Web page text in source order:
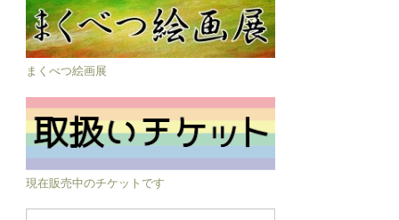
まくべつ絵画展
現在販売中のチケットです